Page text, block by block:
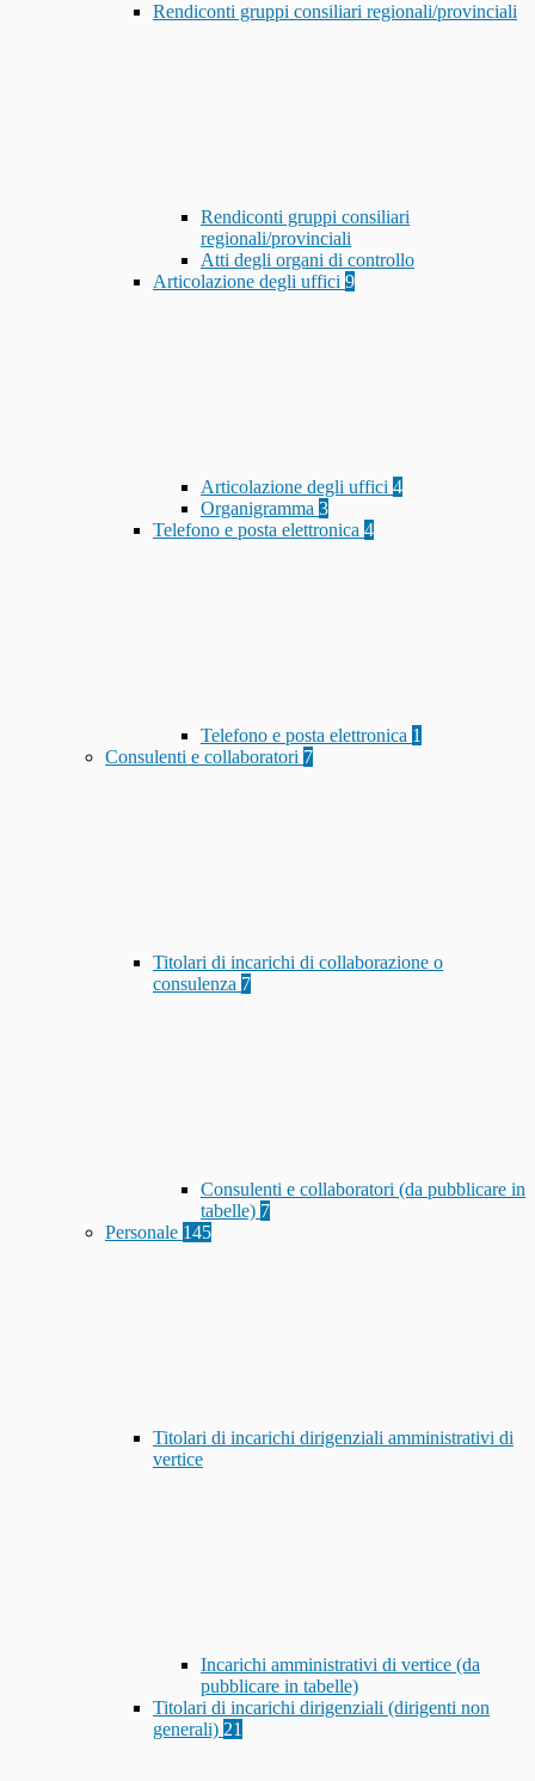
Rendiconti gruppi consiliari regionali/provinciali
Rendiconti gruppi consiliari
regionali/provinciali
Atti degli organi di controllo
Articolazione degli uffici 9
Articolazione degli uffici 4
Organigramma 3
Telefono e posta elettronica 4
Telefono e posta elettronica 1
Consulenti e collaboratori 7
Titolari di incarichi di collaborazione o
consulenza 7
Consulenti e collaboratori (da pubblicare in
tabelle) 7
Personale 145
Titolari di incarichi dirigenziali amministrativi di
vertice
Incarichi amministrativi di vertice (da
pubblicare in tabelle)
Titolari di incarichi dirigenziali (dirigenti non
generali) 21